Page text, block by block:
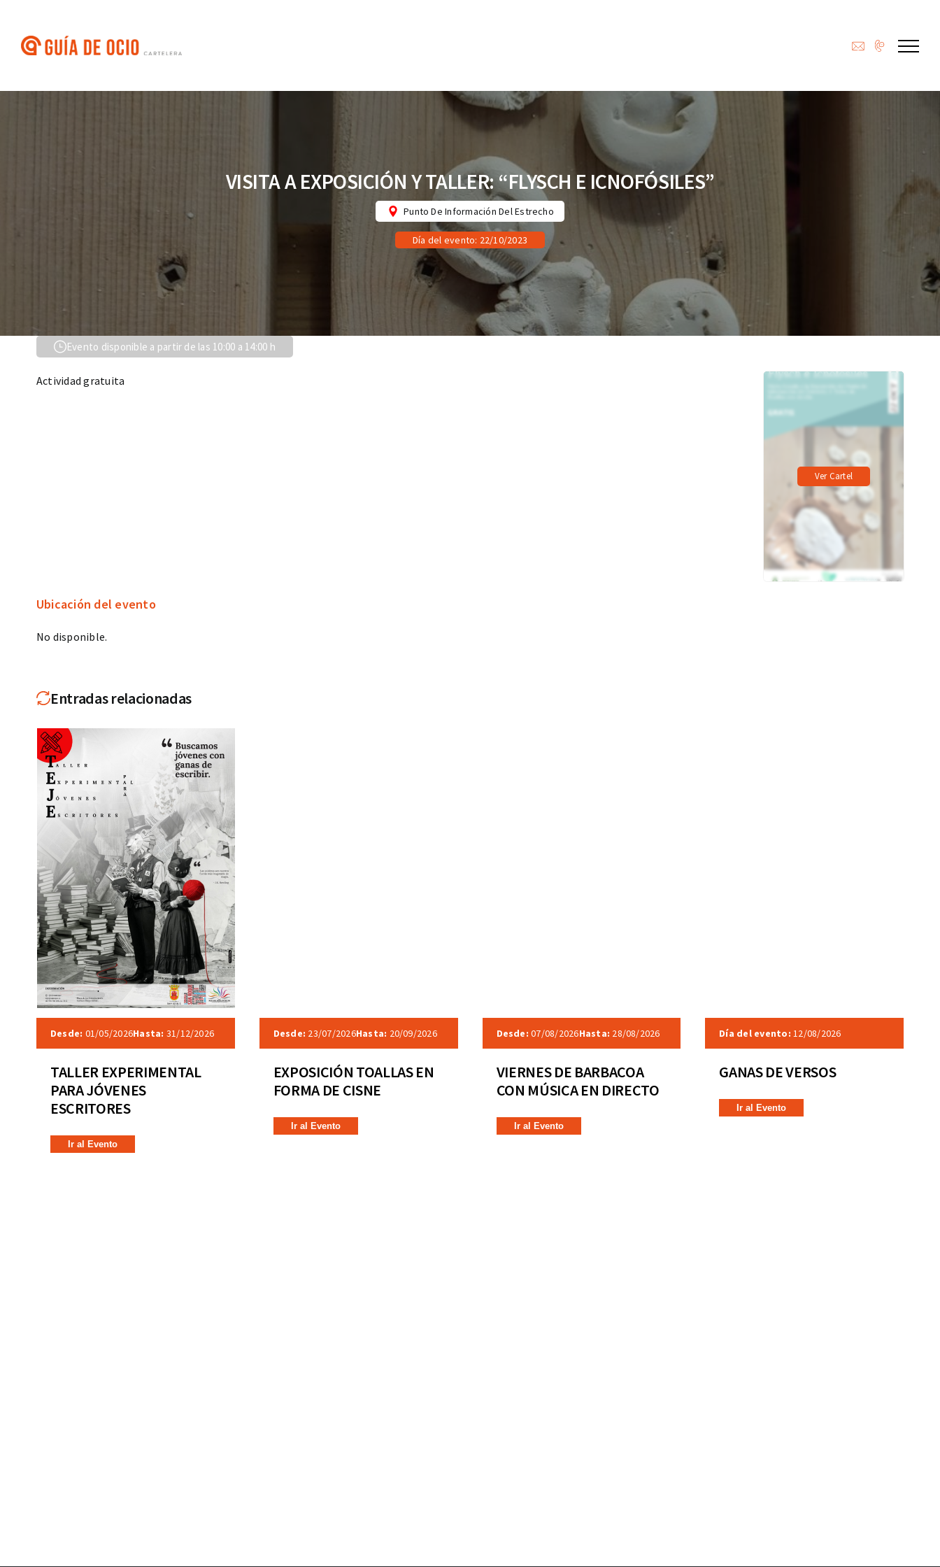
contenido
VISITA A EXPOSICIÓN Y TALLER: “FLYSCH E ICNOFÓSILES”
Punto De Información Del Estrecho
Día del evento: 22/10/2023
Evento disponible a partir de las 10:00 a 14:00 h
Actividad gratuita
Ver Cartel
Ubicación del evento
No disponible.
Entradas relacionadas
Desde: 01/05/2026Hasta: 31/12/2026
TALLER EXPERIMENTAL
PARA JÓVENES
ESCRITORES
Ir al Evento
Desde: 23/07/2026Hasta: 20/09/2026
EXPOSICIÓN TOALLAS EN
FORMA DE CISNE
Ir al Evento
Desde: 07/08/2026Hasta: 28/08/2026
VIERNES DE BARBACOA
CON MÚSICA EN DIRECTO
Ir al Evento
Día del evento: 12/08/2026
GANAS DE VERSOS
Ir al Evento